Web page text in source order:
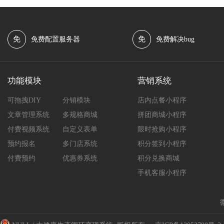
免 免费配置服务器 免 免费解决bug
功能模块
可拖拽DIY
分销模块
文章管理系统
多规格商城
付费视频系统
自定义表单
预约报名
多门店系统
付费预约
优惠券系统
营销系统
店内点餐小程序
拼团商城小程序
限时抢购小程序
积分签到小程序
积分兑换商城
手机客服小程序